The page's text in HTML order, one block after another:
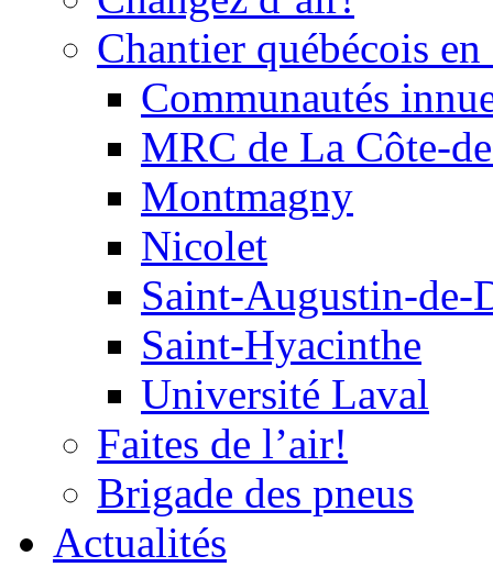
Chantier québécois
Communautés
MRC de La Côte-
Montmagny
Nicolet
Saint-Augustin-de-
Saint-Hyacinthe
Université Laval
Faites de l’air!
Brigade des pneus
Actualités